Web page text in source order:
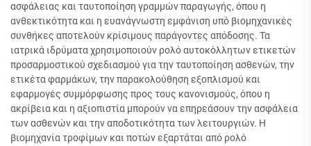
ασφάλειας και ταυτοποίηση γραμμών παραγωγής, όπου η
ανθεκτικότητα και η ευανάγνωστη εμφάνιση υπό βιομηχανικές
συνθήκες αποτελούν κρίσιμους παράγοντες απόδοσης. Τα
ιατρικά ιδρύματα χρησιμοποιούν ρολό αυτοκόλλητων ετικετών
προσαρμοστικού σχεδιασμού για την ταυτοποίηση ασθενών, την
ετικέτα φαρμάκων, την παρακολούθηση εξοπλισμού και
εφαρμογές συμμόρφωσης προς τους κανονισμούς, όπου η
ακρίβεια και η αξιοπιστία μπορούν να επηρεάσουν την ασφάλεια
των ασθενών και την αποδοτικότητα των λειτουργιών. Η
βιομηχανία τροφίμων και ποτών εξαρτάται από ρολό